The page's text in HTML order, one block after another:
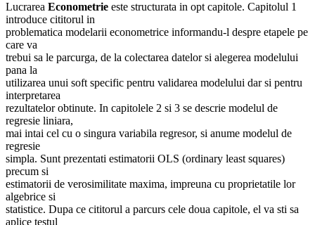
Lucrarea Econometrie este structurata in opt capitole. Capitolul 1
introduce cititorul in
problematica modelarii econometrice informandu-l despre etapele pe
care va
trebui sa le parcurga, de la colectarea datelor si alegerea modelului
pana la
utilizarea unui soft specific pentru validarea modelului dar si pentru
interpretarea
rezultatelor obtinute. In capitolele 2 si 3 se descrie modelul de
regresie liniara,
mai intai cel cu o singura variabila regresor, si anume modelul de
regresie
simpla. Sunt prezentati estimatorii OLS (ordinary least squares)
precum si
estimatorii de verosimilitate maxima, impreuna cu proprietatile lor
algebrice si
statistice. Dupa ce cititorul a parcurs cele doua capitole, el va sti sa
aplice testul